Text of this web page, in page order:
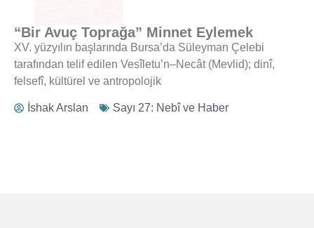
“Bir Avuç Toprağa” Minnet Eylemek
XV. yüzyılın başlarında Bursa’da Süleyman Çelebi
tarafından telif edilen Vesîletu’n–Necât (Mevlid); dinî,
felsefî, kültürel ve antropolojik
İshak Arslan Sayı 27: Nebî ve Haber